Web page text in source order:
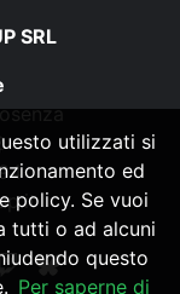
SRL
utilizzati si
ed
policy. Se vuoi
tutti o ad alcuni
questo
Per saperne di